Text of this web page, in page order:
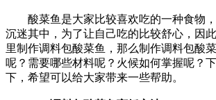
酸菜鱼是大家比较喜欢吃的一种食物
沉迷其中，为了让自己吃的比较舒心，因
里制作调料包酸菜鱼，那么制作调料包酸
呢？需要哪些材料呢？火候如何掌握呢？
下，希望可以给大家带来一些帮助。